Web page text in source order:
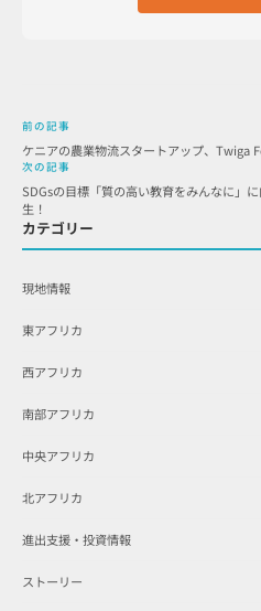
前の記事
ケニアの農業物流スタートアップ、Twiga
次の記事
SDGsの目標「質の高い教育をみんなに」
生！
カテゴリー
現地情報
東アフリカ
西アフリカ
南部アフリカ
中央アフリカ
北アフリカ
進出支援・投資情報
ストーリー